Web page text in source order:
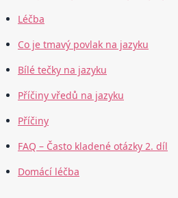
Léčba
Co je tmavý povlak na jazyku
Bílé tečky na jazyku
Příčiny vředů na jazyku
Příčiny
FAQ – Často kladené otázky 2. díl
Domácí léčba